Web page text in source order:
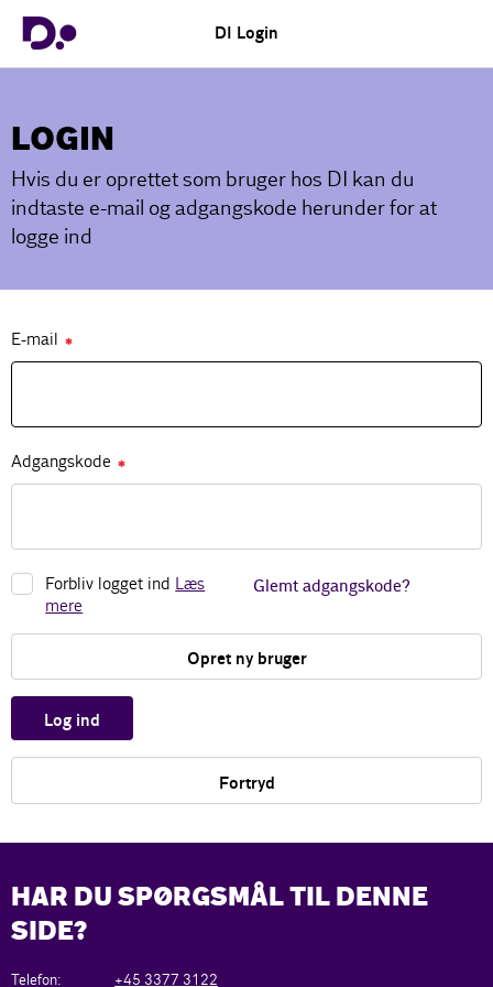
DI Login
LOGIN
Hvis du er oprettet som bruger hos DI kan du
indtaste e-mail og adgangskode herunder for at
logge ind
E-mail ✱
Adgangskode ✱
Forbliv logget ind Læs
mere
Glemt adgangskode?
Opret ny bruger
Log ind
Fortryd
HAR DU SPØRGSMÅL TIL DENNE
SIDE?
Telefon: +45 3377 3122